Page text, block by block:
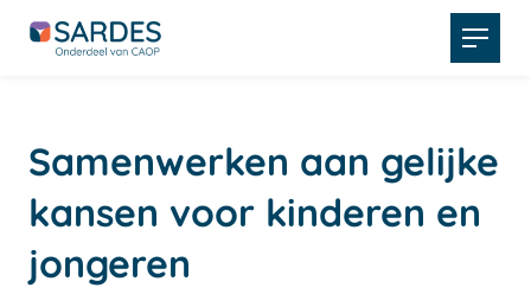
Open
menu
Samenwerken aan gelijke
kansen voor kinderen en
jongeren